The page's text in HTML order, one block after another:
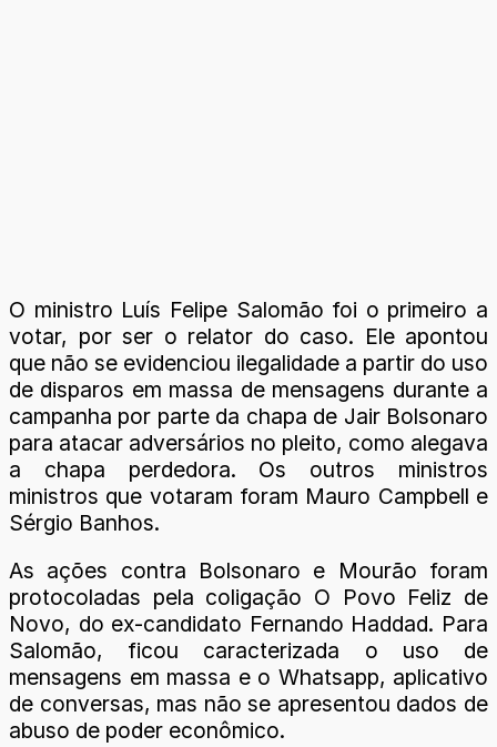
O ministro Luís Felipe Salomão foi o primeiro a
votar, por ser o relator do caso. Ele apontou
que não se evidenciou ilegalidade a partir do uso
de disparos em massa de mensagens durante a
campanha por parte da chapa de Jair Bolsonaro
para atacar adversários no pleito, como alegava
a chapa perdedora. Os outros ministros
ministros que votaram foram Mauro Campbell e
Sérgio Banhos.
As ações contra Bolsonaro e Mourão foram
protocoladas pela coligação O Povo Feliz de
Novo, do ex-candidato Fernando Haddad. Para
Salomão, ficou caracterizada o uso de
mensagens em massa e o Whatsapp, aplicativo
de conversas, mas não se apresentou dados de
abuso de poder econômico.